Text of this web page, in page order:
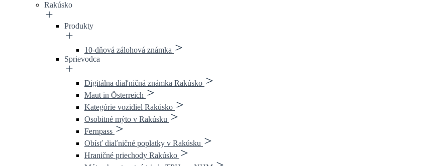
Rakúsko
Produkty
10-dňová zálohová známka
Sprievodca
Digitálna diaľničná známka Rakúsko
Maut in Österreich
Kategórie vozidiel Rakúsko
Osobitné mýto v Rakúsku
Fernpass
Obísť diaľničné poplatky v Rakúsku
Hraničné priechody Rakúsko